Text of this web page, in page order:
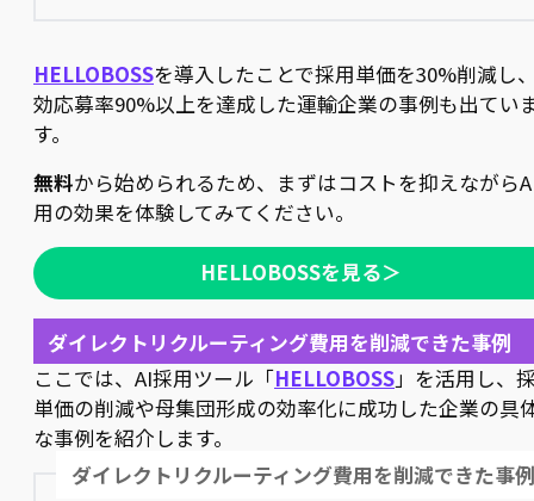
HELLOBOSSを導入したことで採用単価を30%削減し
効応募率90%以上を達成した運輸企業の事例も出てい
す。
無料から始められるため、まずはコストを抑えながら
用の効果を体験してみてください。
HELLOBOSSを見る＞
ダイレクトリクルーティング費用を削減できた事例
ここでは、AI採用ツール「HELLOBOSS」を活用し、
単価の削減や母集団形成の効率化に成功した企業の具
な事例を紹介します。
ダイレクトリクルーティング費用を削減できた事